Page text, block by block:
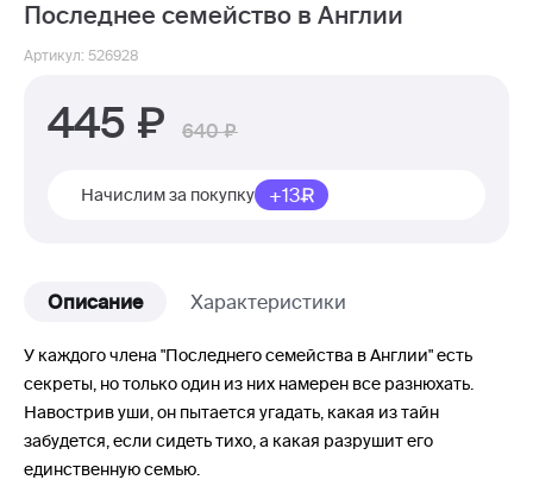
Последнее семейство в Англии
Артикул: 526928
445 640
Начислим за покупку +13
Описание Характеристики
У каждого члена "Последнего семейства в Англии" есть
секреты, но только один из них намерен все разнюхать.
Навострив уши, он пытается угадать, какая из тайн
забудется, если сидеть тихо, а какая разрушит его
единственную семью.